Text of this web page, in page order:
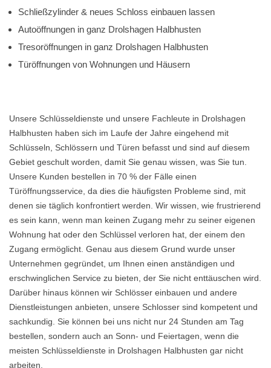
Schließzylinder & neues Schloss einbauen lassen
Autoöffnungen in ganz Drolshagen Halbhusten
Tresoröffnungen in ganz Drolshagen Halbhusten
Türöffnungen von Wohnungen und Häusern
Unsere Schlüsseldienste und unsere Fachleute in Drolshagen
Halbhusten haben sich im Laufe der Jahre eingehend mit
Schlüsseln, Schlössern und Türen befasst und sind auf diesem
Gebiet geschult worden, damit Sie genau wissen, was Sie tun.
Unsere Kunden bestellen in 70 % der Fälle einen
Türöffnungsservice, da dies die häufigsten Probleme sind, mit
denen sie täglich konfrontiert werden. Wir wissen, wie frustrierend
es sein kann, wenn man keinen Zugang mehr zu seiner eigenen
Wohnung hat oder den Schlüssel verloren hat, der einem den
Zugang ermöglicht. Genau aus diesem Grund wurde unser
Unternehmen gegründet, um Ihnen einen anständigen und
erschwinglichen Service zu bieten, der Sie nicht enttäuschen wird.
Darüber hinaus können wir Schlösser einbauen und andere
Dienstleistungen anbieten, unsere Schlosser sind kompetent und
sachkundig. Sie können bei uns nicht nur 24 Stunden am Tag
bestellen, sondern auch an Sonn- und Feiertagen, wenn die
meisten Schlüsseldienste in Drolshagen Halbhusten gar nicht
arbeiten.